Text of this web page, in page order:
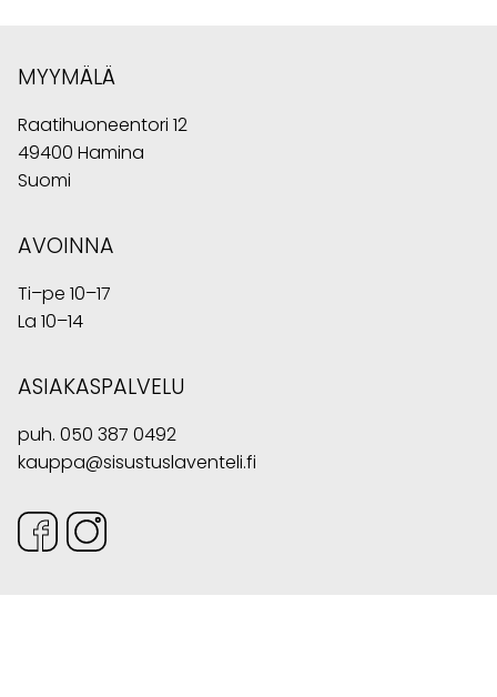
MYYMÄLÄ
Raatihuoneentori 12
49400 Hamina
Suomi
AVOINNA
Ti–pe 10–17
La 10–14
ASIAKASPALVELU
puh. 050 387 0492
kauppa@sisustuslaventeli.fi